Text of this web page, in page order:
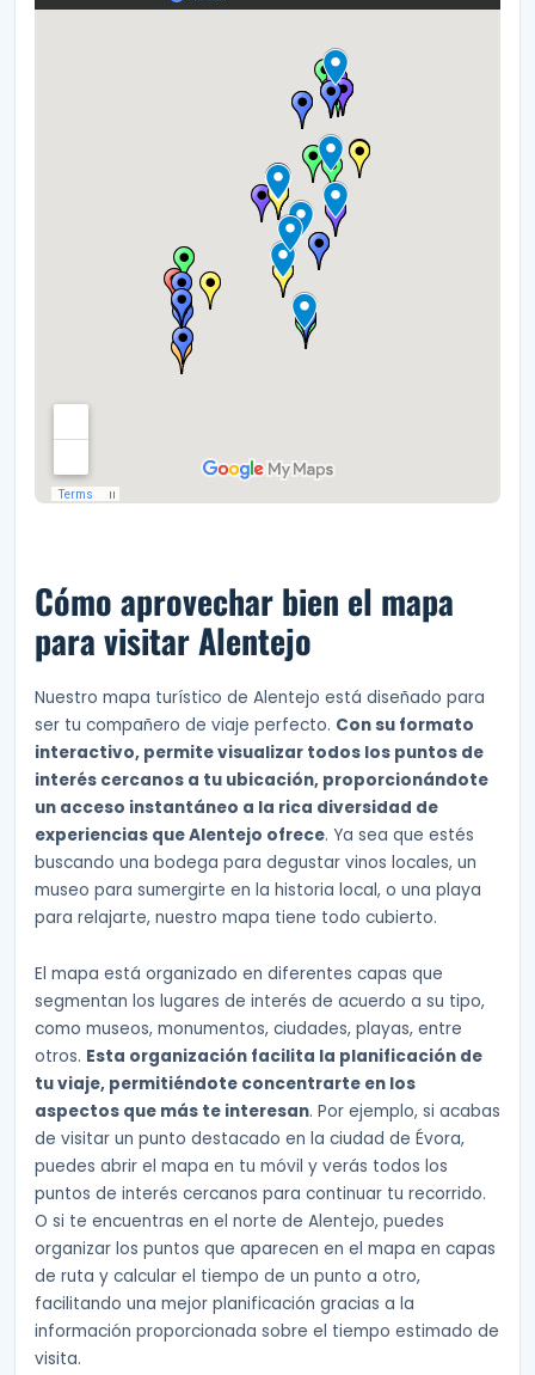
Cómo aprovechar bien el mapa
para visitar Alentejo
Nuestro mapa turístico de Alentejo está diseñado para
ser tu compañero de viaje perfecto. Con su formato
interactivo, permite visualizar todos los puntos de
interés cercanos a tu ubicación, proporcionándote
un acceso instantáneo a la rica diversidad de
experiencias que Alentejo ofrece. Ya sea que estés
buscando una bodega para degustar vinos locales, un
museo para sumergirte en la historia local, o una playa
para relajarte, nuestro mapa tiene todo cubierto.
El mapa está organizado en diferentes capas que
segmentan los lugares de interés de acuerdo a su tipo,
como museos, monumentos, ciudades, playas, entre
otros. Esta organización facilita la planificación de
tu viaje, permitiéndote concentrarte en los
aspectos que más te interesan. Por ejemplo, si acabas
de visitar un punto destacado en la ciudad de Évora,
puedes abrir el mapa en tu móvil y verás todos los
puntos de interés cercanos para continuar tu recorrido.
O si te encuentras en el norte de Alentejo, puedes
organizar los puntos que aparecen en el mapa en capas
de ruta y calcular el tiempo de un punto a otro,
facilitando una mejor planificación gracias a la
información proporcionada sobre el tiempo estimado de
visita.